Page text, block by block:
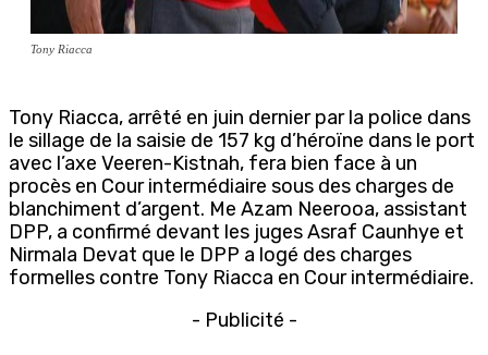
Tony Riacca
Tony Riacca, arrêté en juin dernier par la police dans
le sillage de la saisie de 157 kg d’héroïne dans le port
avec l’axe Veeren-Kistnah, fera bien face à un
procès en Cour intermédiaire sous des charges de
blanchiment d’argent. Me Azam Neerooa, assistant
DPP, a confirmé devant les juges Asraf Caunhye et
Nirmala Devat que le DPP a logé des charges
formelles contre Tony Riacca en Cour intermédiaire.
- Publicité -